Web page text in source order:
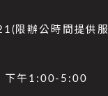
限辦公時間提供服
下午1:00-5:00